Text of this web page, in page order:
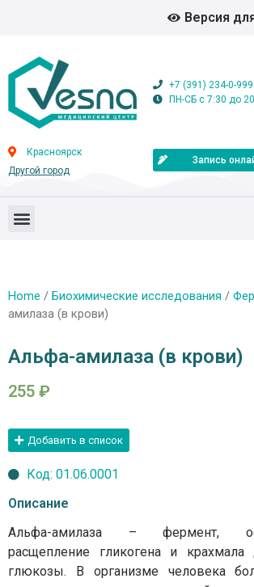
Версия
+7 (391) 234-0-999
ПН-СБ с 7:30 до
Красноярск
Другой город
Запись
Home / Биохимические исследования /
амилаза (в крови)
Альфа-амилаза (в крови)
255 ₽
Добавить в список
Код: 01.06.0001
Описание
Альфа-амилаза – фермент,
расщепление гликогена и
глюкозы. В организме человека